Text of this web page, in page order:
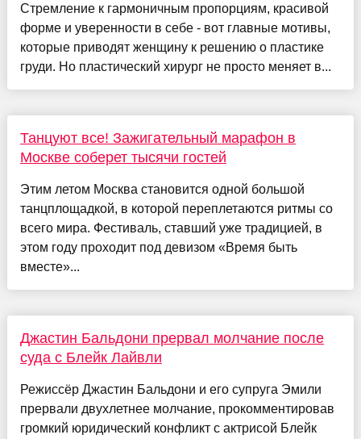
Стремление к гармоничным пропорциям, красивой
форме и уверенности в себе - вот главные мотивы,
которые приводят женщину к решению о пластике
груди. Но пластический хирург не просто меняет в...
Танцуют все! Зажигательный марафон в
Москве соберет тысячи гостей
Этим летом Москва становится одной большой
танцплощадкой, в которой переплетаются ритмы со
всего мира. Фестиваль, ставший уже традицией, в
этом году проходит под девизом «Время быть
вместе»...
Джастин Бальдони прервал молчание после
суда с Блейк Лайвли
Режиссёр Джастин Бальдони и его супруга Эмили
прервали двухлетнее молчание, прокомментировав
громкий юридический конфликт с актрисой Блейк